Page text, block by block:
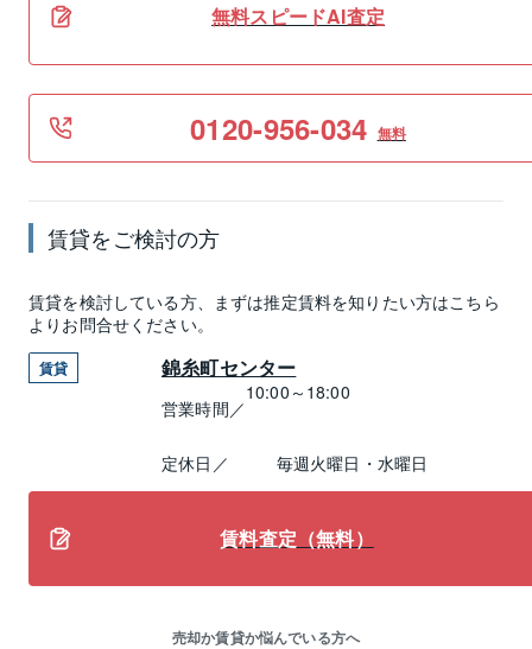
無料スピードAI査定
0120-956-034 無料
賃貸をご検討の方
賃貸を検討している方、まずは推定賃料を知りたい方はこちら
よりお問合せください。
賃貸 錦糸町センター
営業時間／
10:00～18:00
定休日／ 毎週火曜日・水曜日
賃料査定（無料）
売却か賃貸か悩んでいる方へ